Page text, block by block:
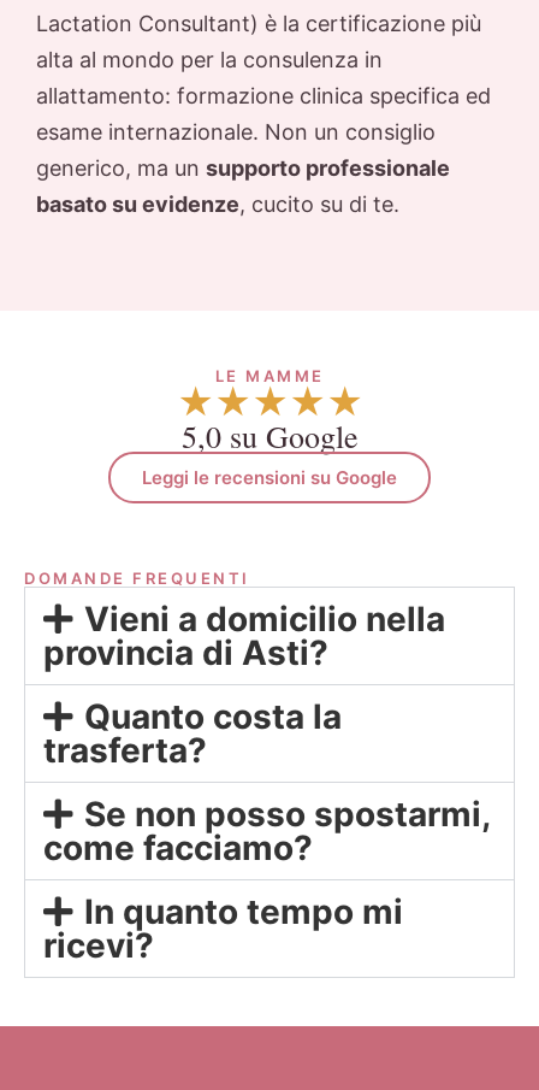
Lactation Consultant) è la certificazione più
alta al mondo per la consulenza in
allattamento: formazione clinica specifica ed
esame internazionale. Non un consiglio
generico, ma un supporto professionale
basato su evidenze, cucito su di te.
LE MAMME
★★★★★
5,0 su Google
Leggi le recensioni su Google
DOMANDE FREQUENTI
Vieni a domicilio nella
provincia di Asti?
Quanto costa la
trasferta?
Se non posso spostarmi,
come facciamo?
In quanto tempo mi
ricevi?